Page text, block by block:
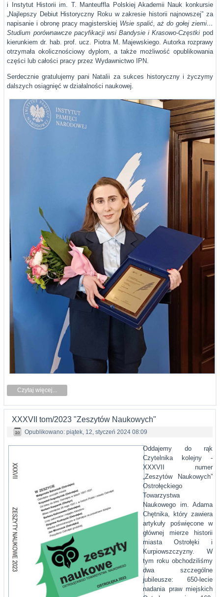
i Instytut Historii im. T. Manteuffla Polskiej Akademii Nauk konkursie
„Najlepszy Debiut Historyczny Roku w zakresie historii najnowszej” za
napisanie i obronę pracy magisterskiej Wsie spalić, aż do gołej ziemi…
Studium porównawcze pacyfikacji wsi Bandysie i Krasowo-Częstki pod
kierunkiem dr. hab. prof. ucz. Piotra M. Majewskiego. Autorka rozprawy
otrzymała okolicznościowy dyplom, a także możliwość opublikowania
części lub całości pracy przez Wydawnictwo IPN.
Serdecznie gratulujemy pani Natalii za sukces historyczny i życzymy
dalszych osiągnięć w działalności naukowej.
Czytaj więcej...
XXXVII tom/2023 "Zeszytów Naukowych"
Opublikowano: piątek, 12, styczeń 2024 08:09
Oddajemy do rąk
Czytelnika kolejny -
XXXVII numer
„Zeszytów Naukowych”
Ostrołęckiego
Towarzystwa
Naukowego im. Adama
Chętnika, który zawiera
artykuły poświęcone w
głównej mierze historii
miasta Ostrołęki i
Kurpiowszczyzny. W
tym roku obchodziliśmy
dwa szczególne
jubileusze: 650-lecie
nadania praw miejskich